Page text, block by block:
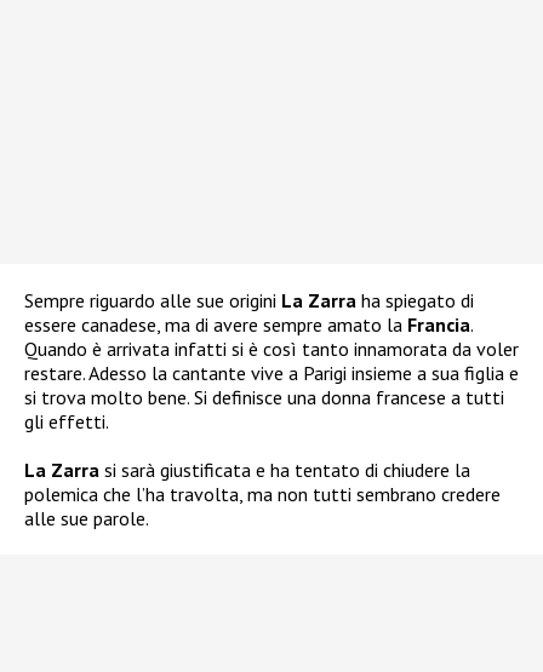
Sempre riguardo alle sue origini La Zarra ha spiegato di
essere canadese, ma di avere sempre amato la Francia.
Quando è arrivata infatti si è così tanto innamorata da voler
restare. Adesso la cantante vive a Parigi insieme a sua figlia e
si trova molto bene. Si definisce una donna francese a tutti
gli effetti.
La Zarra si sarà giustificata e ha tentato di chiudere la
polemica che l’ha travolta, ma non tutti sembrano credere
alle sue parole.